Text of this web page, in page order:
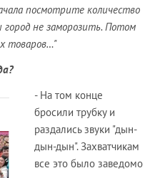
посмотрите количество
город не заморозить. Потом
товаров…"
- На том конце
бросили трубку и
раздались звуки "дын-
дын-дын". Захватчикам
все это было заведомо